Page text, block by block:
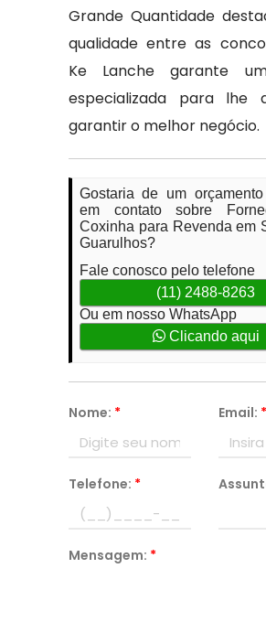
Grande Quantidade
qualidade entre as
Ke Lanche garante
especializada para lhe
garantir o melhor negócio.
Gostaria de um
em contato sobre
Coxinha para Revenda em
Guarulhos?
Fale conosco pelo telefone
(11) 2488-8263
Ou em nosso WhatsApp
Clicando aqui
Nome: * Email: *
Telefone: *
Mensagem: *